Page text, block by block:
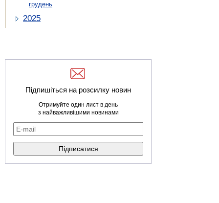
грудень
2025
Підпишіться на розсилку новин
Отримуйте один лист в день
з найважливішими новинами